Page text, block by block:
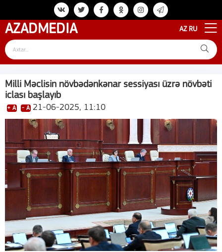
AZADMEDIA AZ RU
Milli Məclisin növbədənkənar sessiyası üzrə növbəti
iclası başlayıb
+ A - A 21-06-2025, 11:10